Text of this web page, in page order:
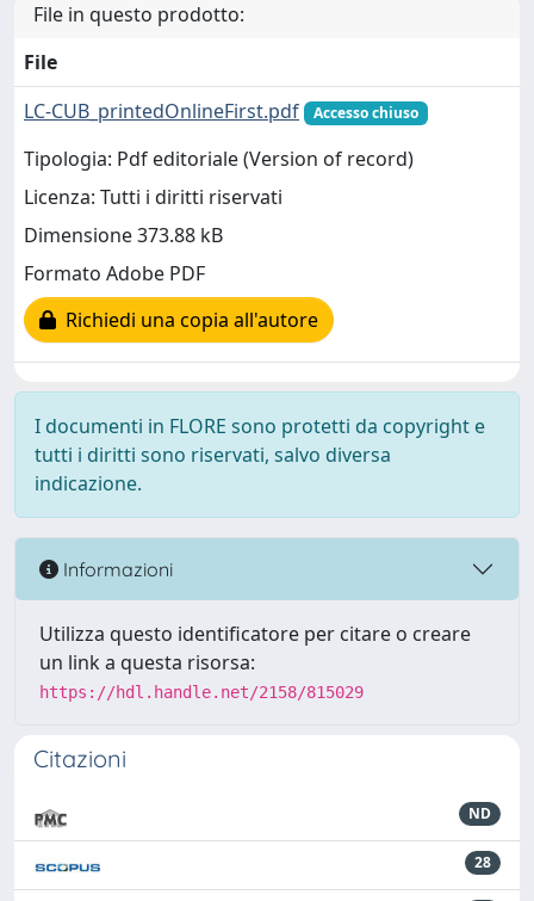
File in questo prodotto:
File
LC-CUB_printedOnlineFirst.pdf
Accesso chiuso
Tipologia: Pdf editoriale (Version of record)
Licenza: Tutti i diritti riservati
Dimensione 373.88 kB
Formato Adobe PDF
Richiedi una copia all'autore
I documenti in FLORE sono protetti da copyright e
tutti i diritti sono riservati, salvo diversa
indicazione.
Informazioni
Utilizza questo identificatore per citare o creare
un link a questa risorsa:
https://hdl.handle.net/2158/815029
Citazioni
ND
28